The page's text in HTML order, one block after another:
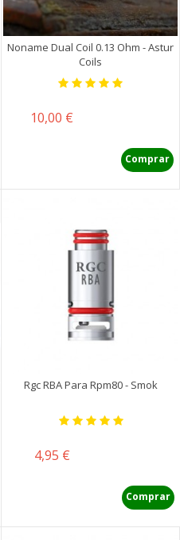
Noname Dual Coil 0.13 Ohm - Astur
Coils
Precio
10,00 €
Comprar
Rgc RBA Para Rpm80 - Smok
Precio
4,95 €
Comprar